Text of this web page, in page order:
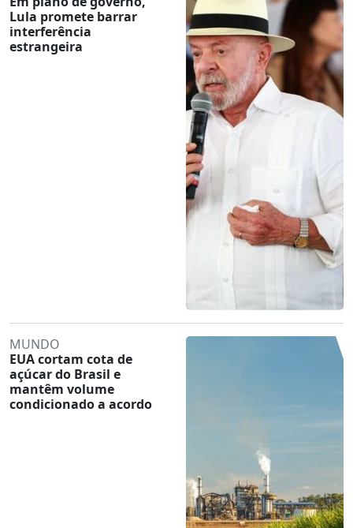
Lula promete barrar
interferência
estrangeira
MUNDO
EUA cortam cota de
açúcar do Brasil e
mantêm volume
condicionado a acordo